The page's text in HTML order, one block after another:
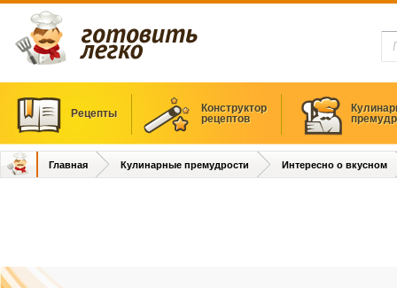
Рецепты
Конструктор
рецептов
Главная Кулинарные премудрости Интересно о вкусном